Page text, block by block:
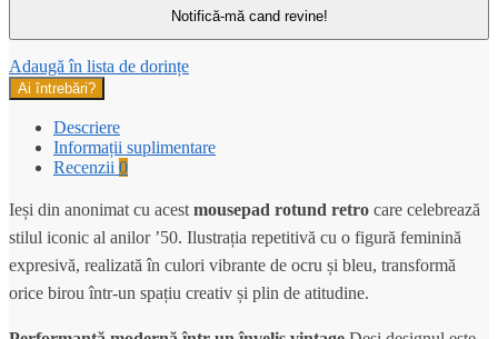
Adaugă în lista de dorințe
Ai întrebări?
Descriere
Informații suplimentare
Recenzii 0
Ieși din anonimat cu acest mousepad rotund retro care celebrează
stilul iconic al anilor ’50. Ilustrația repetitivă cu o figură feminină
expresivă, realizată în culori vibrante de ocru și bleu, transformă
orice birou într-un spațiu creativ și plin de atitudine.